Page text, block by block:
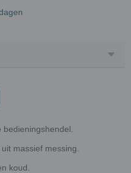
massief messing.
koud.